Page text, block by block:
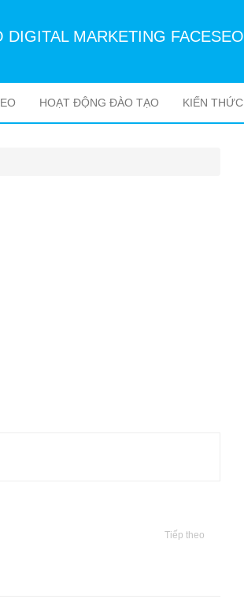
MARKETING FACESEO
HOẠT ĐỘNG ĐÀO TẠO KIẾN THỨC
Tiếp theo